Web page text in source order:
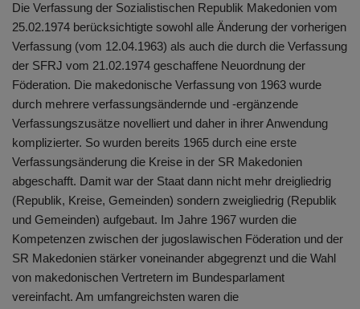
Die Verfassung der Sozialistischen Republik Makedonien vom
25.02.1974 berücksichtigte sowohl alle Änderung der vorherigen
Verfassung (vom 12.04.1963) als auch die durch die Verfassung
der SFRJ vom 21.02.1974 geschaffene Neuordnung der
Föderation. Die makedonische Verfassung von 1963 wurde
durch mehrere verfassungsändernde und -ergänzende
Verfassungszusätze novelliert und daher in ihrer Anwendung
komplizierter. So wurden bereits 1965 durch eine erste
Verfassungsänderung die Kreise in der SR Makedonien
abgeschafft. Damit war der Staat dann nicht mehr dreigliedrig
(Republik, Kreise, Gemeinden) sondern zweigliedrig (Republik
und Gemeinden) aufgebaut. Im Jahre 1967 wurden die
Kompetenzen zwischen der jugoslawischen Föderation und der
SR Makedonien stärker voneinander abgegrenzt und die Wahl
von makedonischen Vertretern im Bundesparlament
vereinfacht. Am umfangreichsten waren die